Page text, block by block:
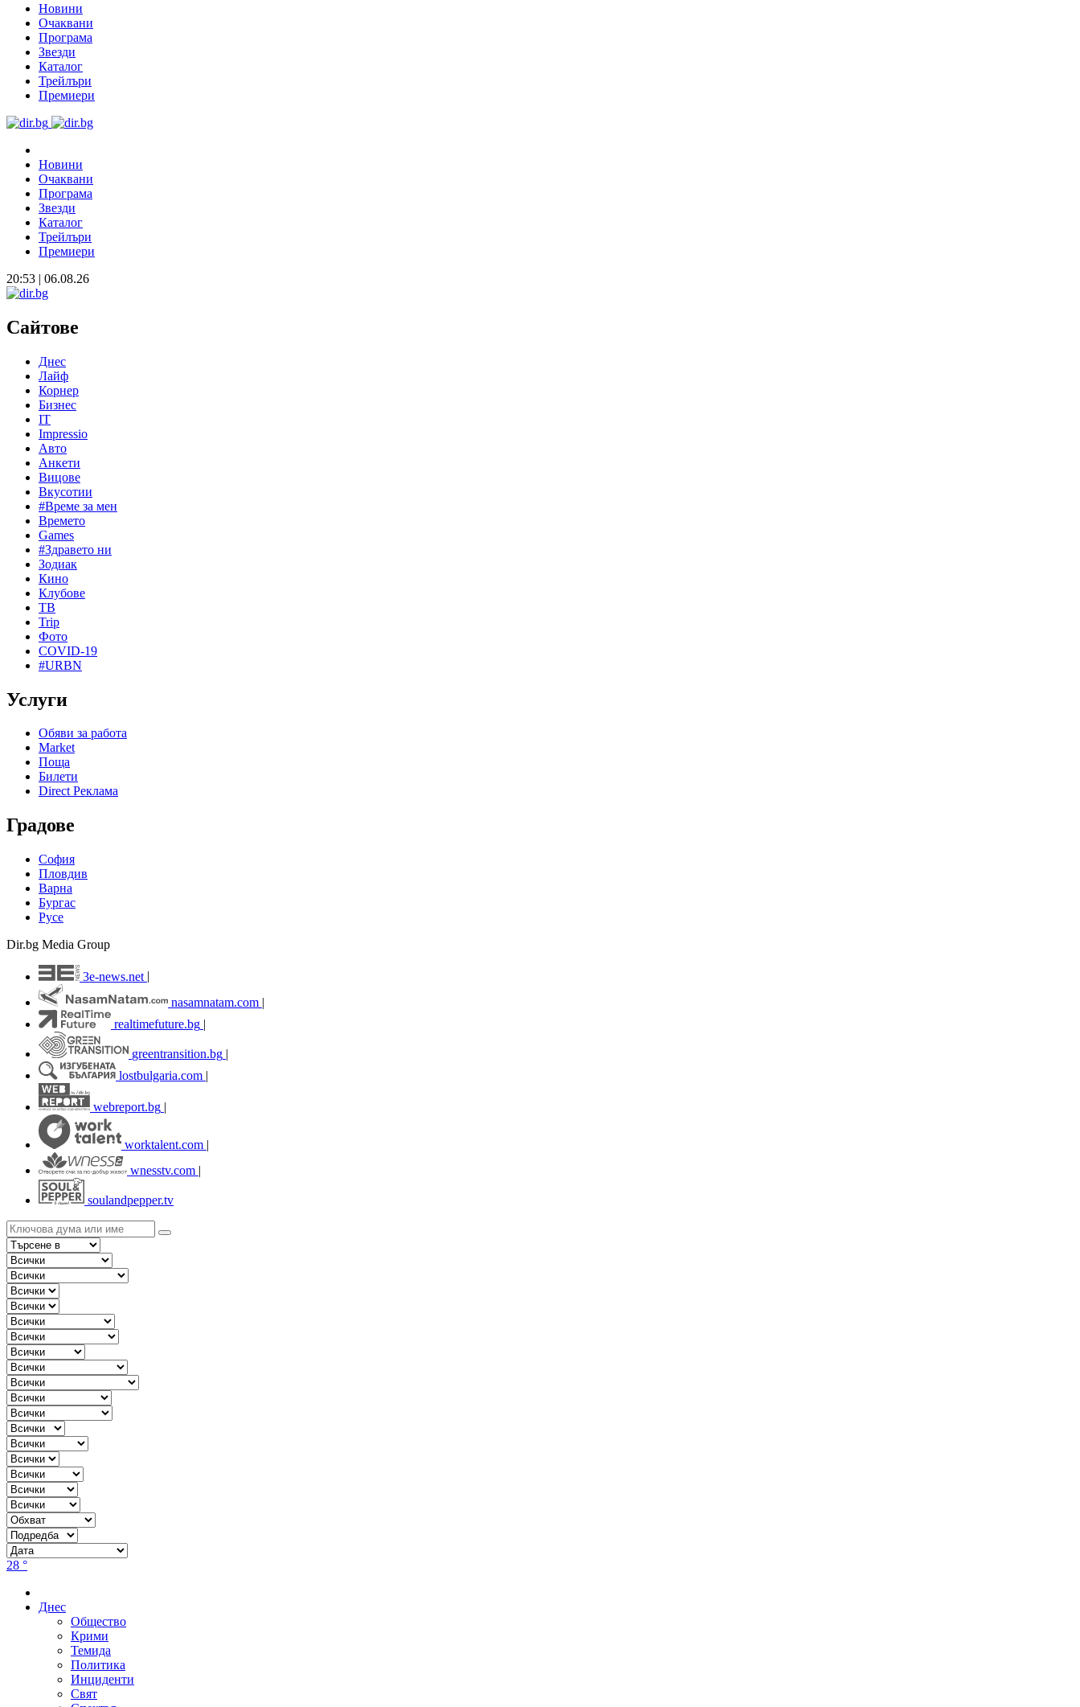
Новини
Очаквани
Програма
Звезди
Каталог
Трейлъри
Премиери
Новини
Очаквани
Програма
Звезди
Каталог
Трейлъри
Премиери
20:53 | 06.08.26
Сайтове
Днес
Лайф
Корнер
Бизнес
IT
Impressio
Авто
Анкети
Вицове
Вкусотии
#Време за мен
Времето
Games
#Здравето ни
Зодиак
Кино
Клубове
ТВ
Trip
Фото
COVID-19
#URBN
Услуги
Обяви за работа
Market
Поща
Билети
Direct Реклама
Градове
София
Пловдив
Варна
Бургас
Русе
Dir.bg Media Group
3e-news.net
nasamnatam.com |
realtimefuture.bg |
greentransition.bg |
lostbulgaria.com |
webreport.bg |
worktalent.com |
wnesstv.com |
soulandpepper.tv
28 °
Днес
Общество
Крими
Темида
Политика
Инциденти
Свят